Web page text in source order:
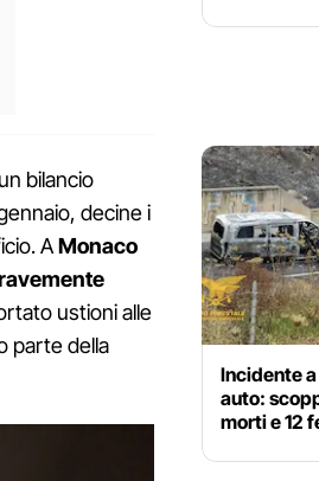
bilancio
decine i
AMonaco
ustioni alle
parte della
Incidente
auto:
morti e 12